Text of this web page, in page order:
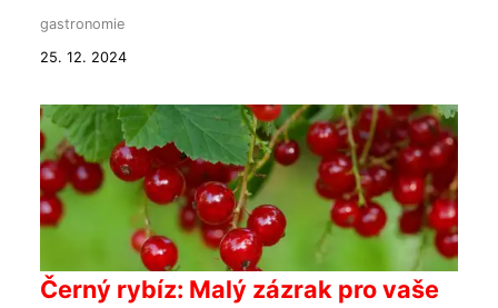
gastronomie
25. 12. 2024
Černý rybíz: Malý zázrak pro vaše